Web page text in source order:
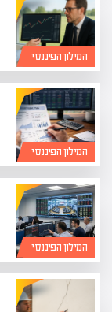
המילון הפיננסי
המילון הפיננסי
המילון הפיננסי